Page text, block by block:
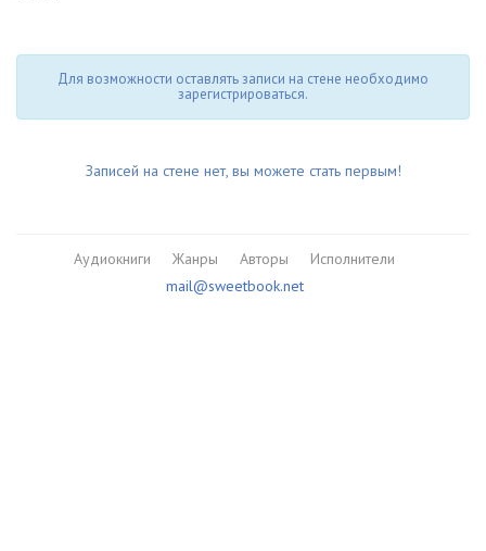
Для возможности оставлять записи на стене необходимо
зарегистрироваться.
Записей на стене нет, вы можете стать первым!
Аудиокниги Жанры Авторы
Исполнители
mail@sweetbook.net